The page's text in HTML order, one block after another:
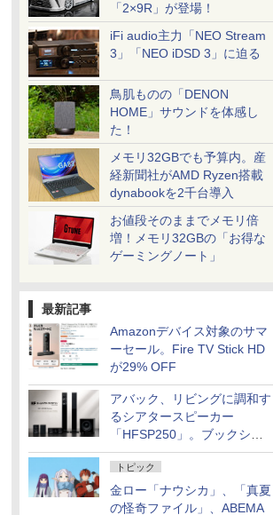
「2×9R」が登場！
iFi audio主力「NEO Stream
3」「NEO iDSD 3」に迫る
鳥肌ものの「DENON
HOME」サウンドを体感し
た！
メモリ32GBでも予算内。産
経新聞社がAMD Ryzen搭載
dynabookを2千台導入
お値段そのままでメモリ倍
増！メモリ32GBの「お得な
ゲーミングノート」
最新記事
Amazonデバイス対象のサマ
ーセール。Fire TV Stick HD
が29% OFF
アバック、リビングに調和す
るシアタースピーカー
「HFSP250」。ブックシェ
ルフはペア3万円以下
トピック
金ロー「ナウシカ」、「真夏
の怪奇ファイル」、ABEMA